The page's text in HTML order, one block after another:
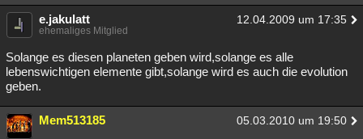
Musik Clash Verbesserungen Allmystery English
Besucht Teilgenommen Alle Neue Geschlossen
Lesenswert Schlüsselwörter
e.jakulatt 12.04.2009 um 17:35
ehemaliges Mitglied
Solange es diesen planeten geben wird,solange es alle
lebenswichtigen elemente gibt,solange wird es auch die evolution
geben.
Mem513185 05.03.2010 um 19:50